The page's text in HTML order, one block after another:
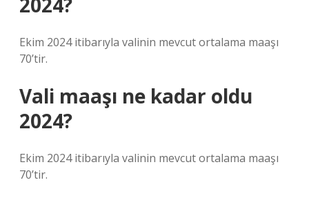
Ekim 2024 itibarıyla valinin mevcut ortalama maaşı
70’tir.
Vali maaşı ne kadar oldu
2024?
Ekim 2024 itibarıyla valinin mevcut ortalama maaşı
70’tir.